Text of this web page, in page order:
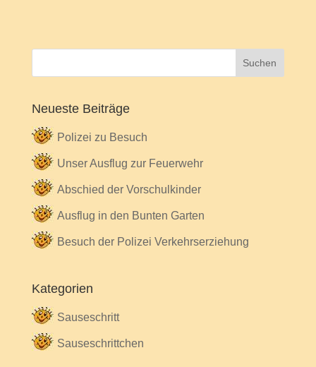
Neueste Beiträge
Polizei zu Besuch
Unser Ausflug zur Feuerwehr
Abschied der Vorschulkinder
Ausflug in den Bunten Garten
Besuch der Polizei Verkehrserziehung
Kategorien
Sauseschritt
Sauseschrittchen